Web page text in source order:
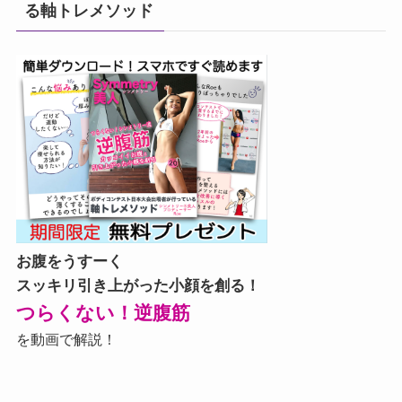
る軸トレメソッド
お腹をうすーく
スッキリ引き上がった小顔を創る！
つらくない！逆腹筋
を動画で解説！